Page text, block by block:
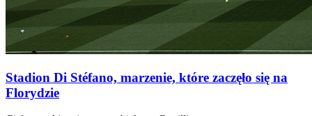
Stadion Di Stéfano, marzenie, które zaczęło się na
Florydzie